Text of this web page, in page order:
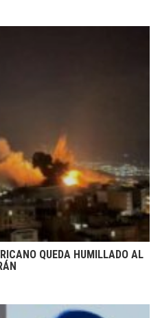
QUEDA HUMILLADO AL